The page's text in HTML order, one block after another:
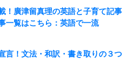
！廣津留真理の英語と子育て記事
一覧はこちら：英語で一流
！文法・和訳・書き取りの３つ